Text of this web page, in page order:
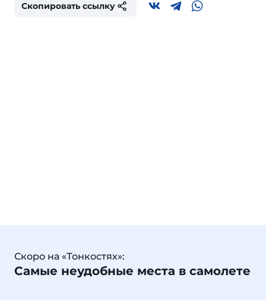
Скопировать ссылку
Скоро на «Тонкостях»:
Самые неудобные места в самолете